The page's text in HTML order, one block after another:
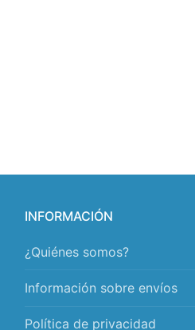
INFORMACIÓN
¿Quiénes somos?
Información sobre envíos
Política de privacidad